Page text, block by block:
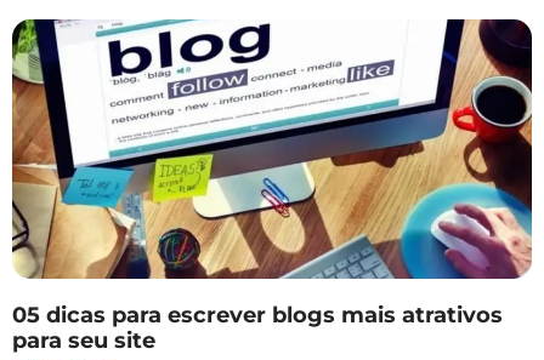
05 dicas para escrever blogs mais atrativos
para seu site